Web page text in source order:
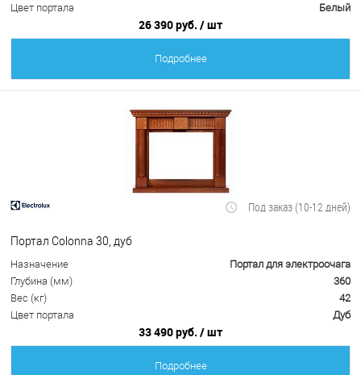
Цвет портала Белый
26 390 руб. / шт
Подробнее
Под заказ (10-12 дней)
Портал Colonna 30, дуб
Назначение
Портал для электроочага
Глубина (мм)
360
Вес (кг)
42
Цвет портала
Дуб
33 490 руб. / шт
Подробнее